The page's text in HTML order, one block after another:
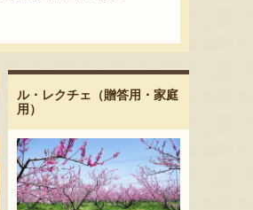
ル・レクチェ（贈答用・家庭
用）